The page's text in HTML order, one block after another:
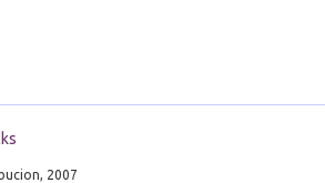
2007